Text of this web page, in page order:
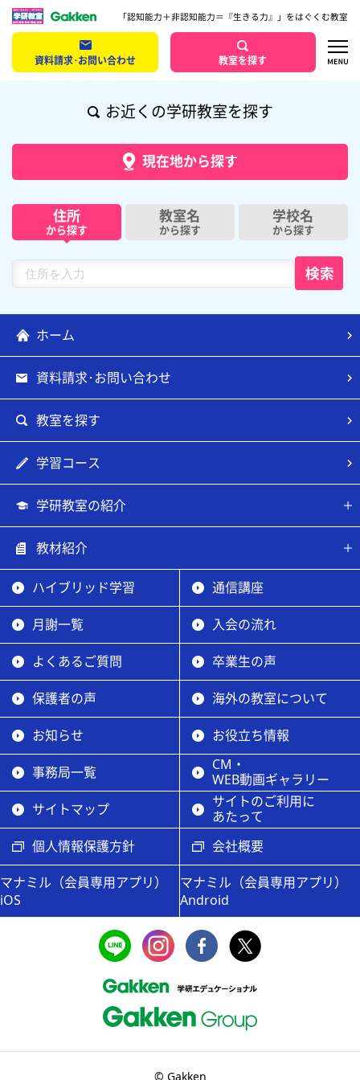
「認知能力＋非認知能力＝『生きる力』」をはぐくむ教室
資料請求･お問い合わせ 教室を探す
お近くの学研教室を探す
現在地から探す
住所
から探す
教室名
から探す
学校名
から探す
ホーム
資料請求･お問い合わせ
教室を探す
学習コース
学研教室の紹介
教材紹介
ハイブリッド学習 通信講座
月謝一覧 入会の流れ
よくあるご質問 卒業生の声
保護者の声 海外の教室について
お知らせ お役立ち情報
事務局一覧
CM・
WEB動画ギャラリー
サイトマップ
サイトのご利用に
あたって
個人情報保護方針
会社概要
マナミル（会員専用アプリ）
iOS
マナミル（会員専用アプリ）
Android
© Gakken